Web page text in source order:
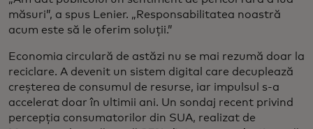
măsuri”, a spus Lenier. „Responsabilitatea noastră
acum este să le oferim soluții.”
Economia circulară de astăzi nu se mai rezumă doar la
reciclare. A devenit un sistem digital care decuplează
creșterea de consumul de resurse, iar impulsul s-a
accelerat doar în ultimii ani. Un sondaj recent privind
percepția consumatorilor din SUA, realizat de